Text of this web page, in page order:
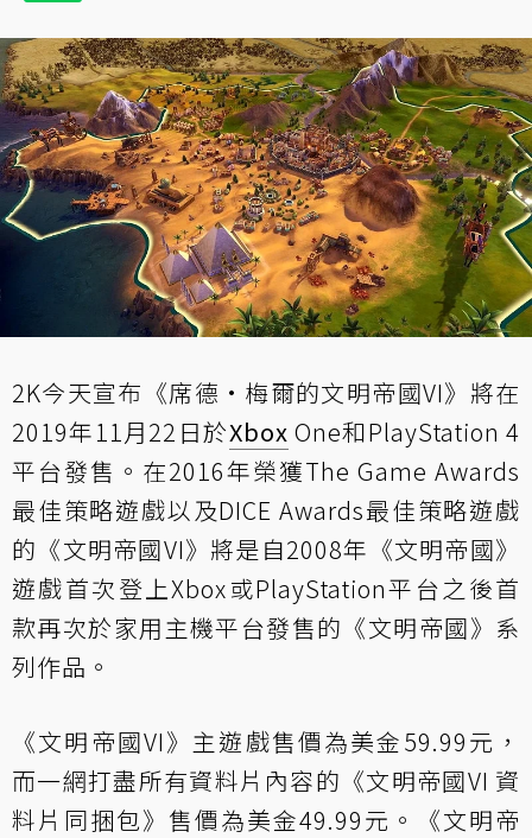
2K今天宣布《席德·梅爾的文明帝國VI》將在
2019年11月22日於Xbox One和PlayStation 4
平台發售。在2016年榮獲The Game Awards
最佳策略遊戲以及DICE Awards最佳策略遊戲
的《文明帝國VI》將是自2008年《文明帝國》
遊戲首次登上Xbox或PlayStation平台之後首
款再次於家用主機平台發售的《文明帝國》系
列作品。
《文明帝國VI》主遊戲售價為美金59.99元，
而一網打盡所有資料片內容的《文明帝國VI 資
料片同捆包》售價為美金49.99元。《文明帝